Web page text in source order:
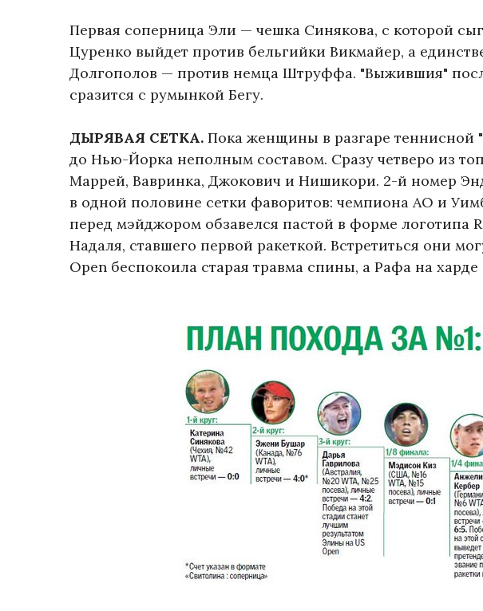
Первая соперница Эли — чешка Синякова, с которой
Цуренко выйдет против бельгийки Викмайер, а
Долгополов — против немца Штруффа. "Выжившия"
сразится с румынкой Бегу.
ДЫРЯВАЯ СЕТКА. Пока женщины в разгаре теннисной
до Нью-Йорка неполным составом. Сразу четверо из
Маррей, Вавринка, Джокович и Нишикори. 2-й номер
в одной половине сетки фаворитов: чемпиона АО и
перед мэйджором обзавелся пастой в форме логотипа
Надаля, ставшего первой ракеткой. Встретиться они
Open беспокоила старая травма спины, а Рафа на